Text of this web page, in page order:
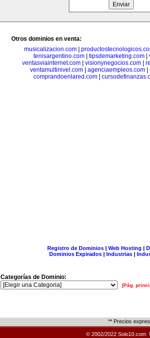
Otros dominios en venta:
musicalizacion.com|
tenisargentino.com
tipsdemarketing.com
ventasviainternet.com
visionynegocios.com
ventamultinivel.com| agenciaempleos.com|
comprandoenlared.com|
Registro de Dominios| Web Hosting |
Dominios Expirados | Industrias |
Categorías de Dominio:
[Pág.
** Precios
© 2002/2022 Solo10.com